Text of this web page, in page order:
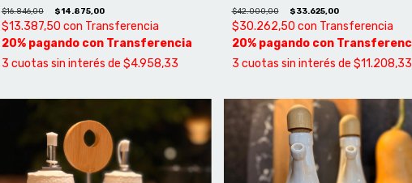
$16.846,00 $14.875,00
$13.387,50 con Transferencia
3 cuotas sin interés de $4.958,33
$42.000,00 $33.625,00
$30.262,50 con Transferencia
3 cuotas sin interés de $11.208,33